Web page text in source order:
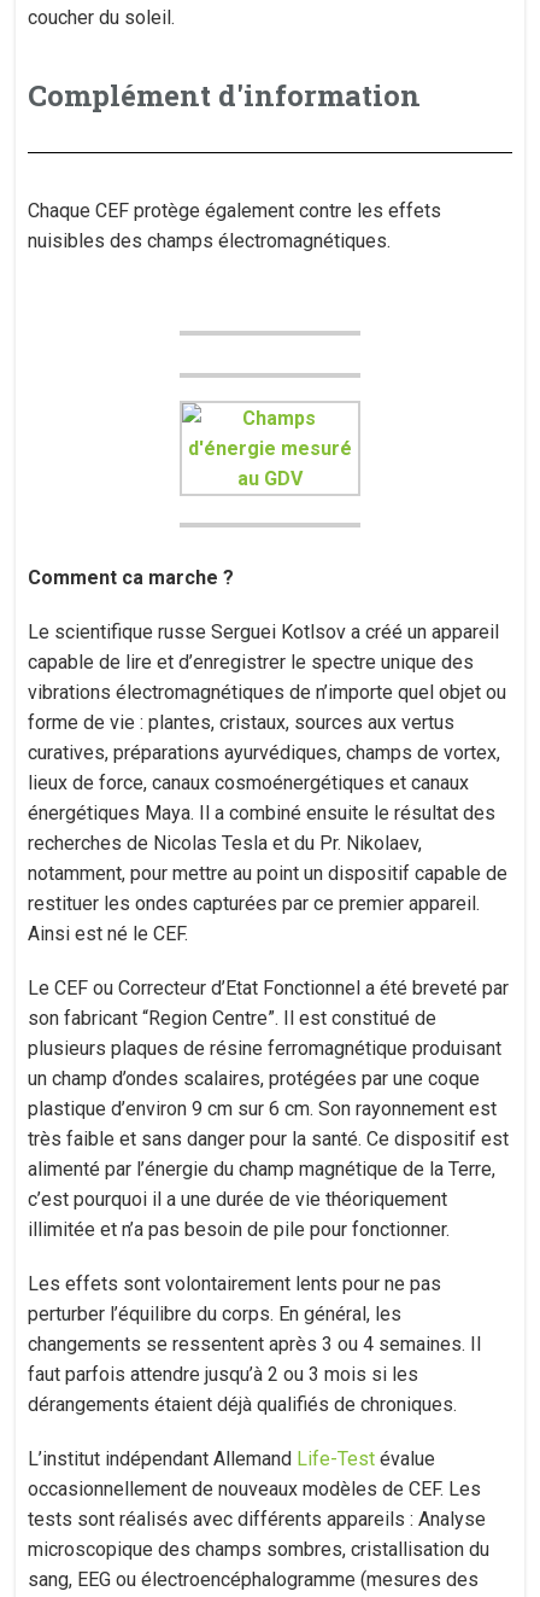
coucher du soleil.
Complément d'information
Chaque CEF protège également contre les effets
nuisibles des champs électromagnétiques.
Comment ca marche ?
Le scientifique russe Serguei Kotlsov a créé un appareil
capable de lire et d’enregistrer le spectre unique des
vibrations électromagnétiques de n’importe quel objet ou
forme de vie : plantes, cristaux, sources aux vertus
curatives, préparations ayurvédiques, champs de vortex,
lieux de force, canaux cosmoénergétiques et canaux
énergétiques Maya. Il a combiné ensuite le résultat des
recherches de Nicolas Tesla et du Pr. Nikolaev,
notamment, pour mettre au point un dispositif capable de
restituer les ondes capturées par ce premier appareil.
Ainsi est né le CEF.
Le CEF ou Correcteur d’Etat Fonctionnel a été breveté par
son fabricant “Region Centre”. Il est constitué de
plusieurs plaques de résine ferromagnétique produisant
un champ d’ondes scalaires, protégées par une coque
plastique d’environ 9 cm sur 6 cm. Son rayonnement est
très faible et sans danger pour la santé. Ce dispositif est
alimenté par l’énergie du champ magnétique de la Terre,
c’est pourquoi il a une durée de vie théoriquement
illimitée et n’a pas besoin de pile pour fonctionner.
Les effets sont volontairement lents pour ne pas
perturber l’équilibre du corps. En général, les
changements se ressentent après 3 ou 4 semaines. Il
faut parfois attendre jusqu’à 2 ou 3 mois si les
dérangements étaient déjà qualifiés de chroniques.
L’institut indépendant Allemand Life-Test évalue
occasionnellement de nouveaux modèles de CEF. Les
tests sont réalisés avec différents appareils : Analyse
microscopique des champs sombres, cristallisation du
sang, EEG ou électroencéphalogramme (mesures des